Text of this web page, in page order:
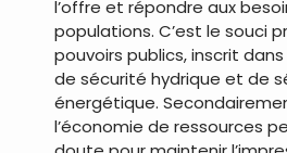
l’offre et répondre aux
populations. C’est le souci
pouvoirs publics, inscrit
de sécurité hydrique et de
énergétique.
l’économie de ressources